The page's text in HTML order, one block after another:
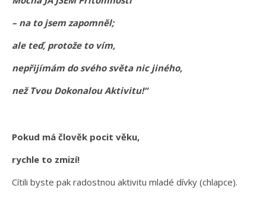
– na to jsem zapomněl;
ale teď, protože to vím,
nepřijímám do svého světa nic jiného,
než Tvou Dokonalou Aktivitu!“
Pokud má člověk pocit věku,
rychle to zmizí!
Cítili byste pak radostnou aktivitu mladé dívky (chlapce).